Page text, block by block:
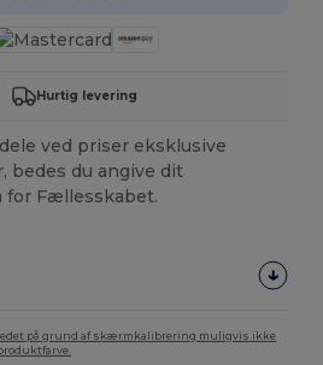
Hurtig levering
ved priser eksklusive
bedes du angive dit
for Fællesskabet.
på grund af skærmkalibrering muligvis ikke